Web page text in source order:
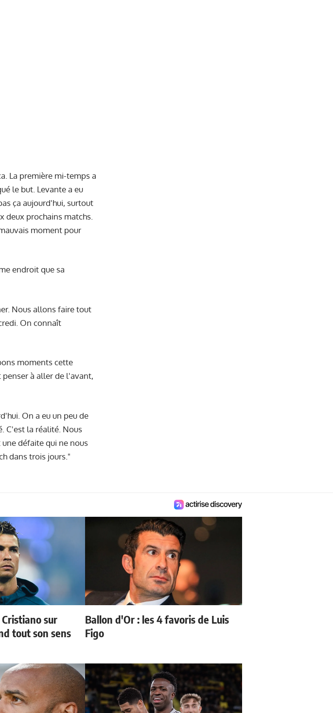
La première mi-temps a
le but. Levante a eu
ça aujourd'hui, surtout
deux prochains matchs.
moment pour
endroit que sa
Nous allons faire tout
On connaît
moments cette
penser à aller de l'avant,
On a eu un peu de
C'est la réalité. Nous
défaite qui ne nous
dans trois jours."
sur
tout son sens
Ballon d'Or : les 4 favoris de Luis
Figo